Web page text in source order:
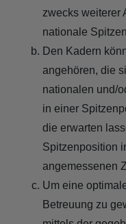
zwecks weiterer
nationale
Den Kadern
angehören, die
nationalen und/
in einer
die erwarten
Spitzenposition
angemessenen
Um eine
Betreuung zu